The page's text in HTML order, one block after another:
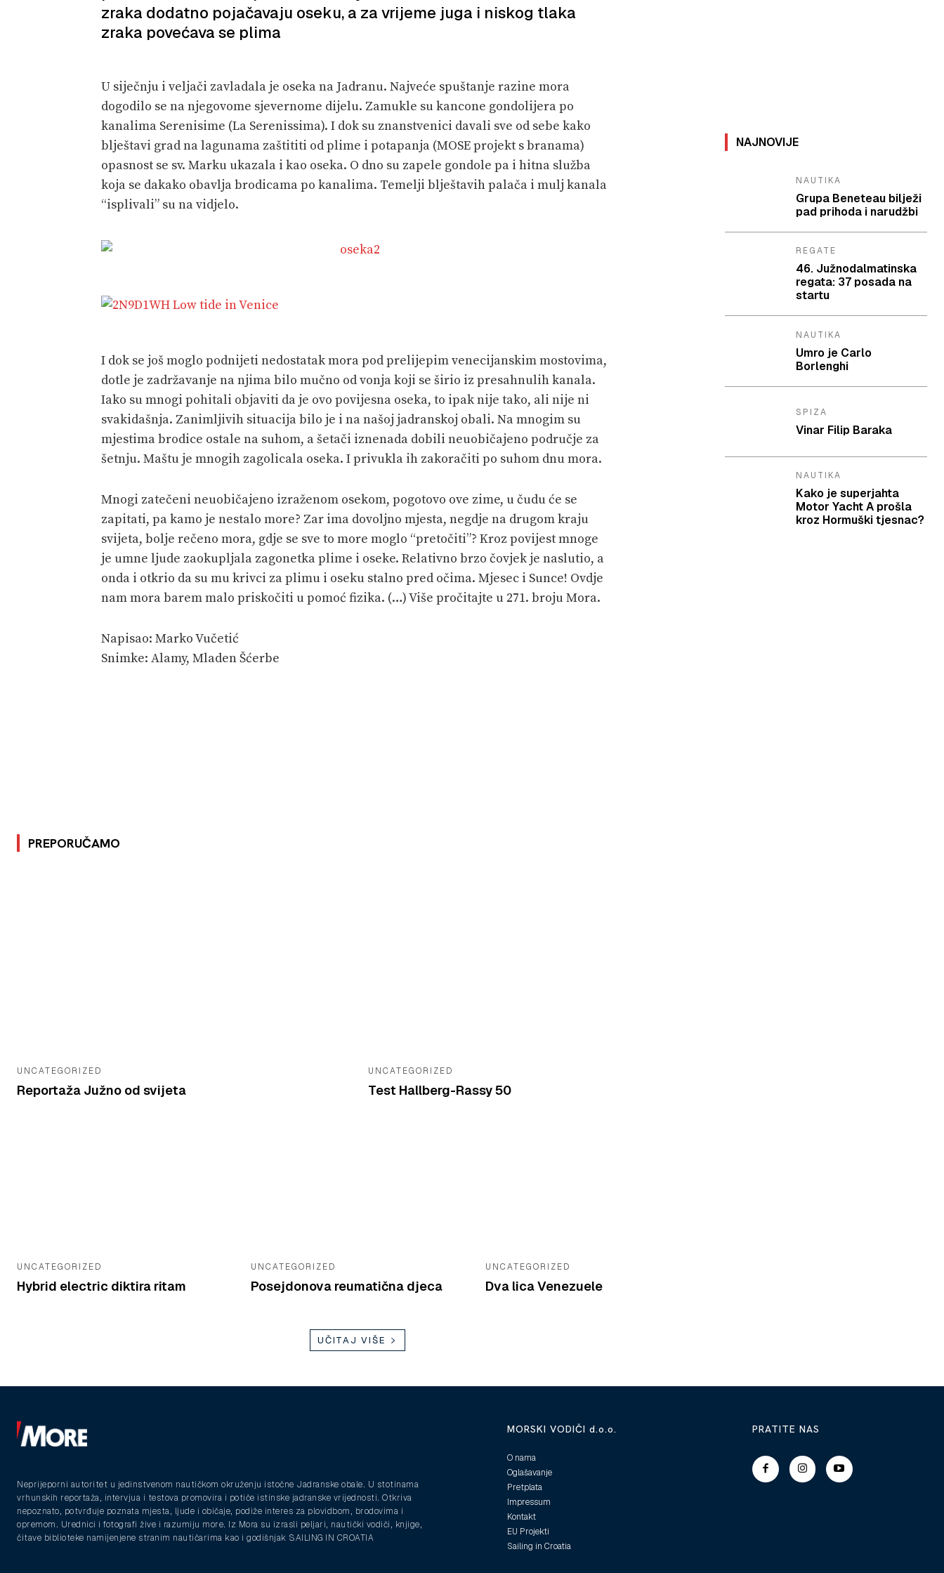
zraka dodatno pojačavaju oseku, a za vrijeme juga i niskog tlaka
zraka povećava se plima
U siječnju i veljači zavladala je oseka na Jadranu. Najveće spuštanje razine mora
dogodilo se na njegovome sjevernome dijelu. Zamukle su kancone gondolijera po
kanalima Serenisime (La Serenissima). I dok su znanstvenici davali sve od sebe kako
blještavi grad na lagunama zaštititi od plime i potapanja (MOSE projekt s branama)
opasnost se sv. Marku ukazala i kao oseka. O dno su zapele gondole pa i hitna služba
koja se dakako obavlja brodicama po kanalima. Temelji blještavih palača i mulj kanala
“isplivali” su na vidjelo.
I dok se još moglo podnijeti nedostatak mora pod prelijepim venecijanskim mostovima,
dotle je zadržavanje na njima bilo mučno od vonja koji se širio iz presahnulih kanala.
Iako su mnogi pohitali objaviti da je ovo povijesna oseka, to ipak nije tako, ali nije ni
svakidašnja. Zanimljivih situacija bilo je i na našoj jadranskoj obali. Na mnogim su
mjestima brodice ostale na suhom, a šetači iznenada dobili neuobičajeno područje za
šetnju. Maštu je mnogih zagolicala oseka. I privukla ih zakoračiti po suhom dnu mora.
Mnogi zatečeni neuobičajeno izraženom osekom, pogotovo ove zime, u čudu će se
zapitati, pa kamo je nestalo more? Zar ima dovoljno mjesta, negdje na drugom kraju
svijeta, bolje rečeno mora, gdje se sve to more moglo “pretočiti”? Kroz povijest mnoge
je umne ljude zaokupljala zagonetka plime i oseke. Relativno brzo čovjek je naslutio, a
onda i otkrio da su mu krivci za plimu i oseku stalno pred očima. Mjesec i Sunce! Ovdje
nam mora barem malo priskočiti u pomoć fizika. (…) Više pročitajte u 271. broju Mora.
Napisao: Marko Vučetić
Snimke: Alamy, Mladen Šćerbe
PREPORUČAMO
UNCATEGORIZED
Reportaža Južno od svijeta
UNCATEGORIZED
Test Hallberg-Rassy 50
UNCATEGORIZED
Hybrid electric diktira ritam
UNCATEGORIZED
Posejdonova reumatična djeca
UNCATEGORIZED
Dva lica Venezuele
UČITAJ VIŠE
NAJNOVIJE
NAUTIKA
Grupa Beneteau bilježi
pad prihoda i narudžbi
REGATE
46. Južnodalmatinska
regata: 37 posada na
startu
NAUTIKA
Umro je Carlo
Borlenghi
SPIZA
Vinar Filip Baraka
NAUTIKA
Kako je superjahta
Motor Yacht A prošla
kroz Hormuški tjesnac?
Neprijeporni autoritet u jedinstvenom nautičkom okruženju istočne Jadranske obale. U stotinama
vrhunskih reportaža, intervjua i testova promovira i potiče istinske jadranske vrijednosti. Otkriva
nepoznato, potvrđuje poznata mjesta, ljude i običaje, podiže interes za plovidbom, brodovima i
opremom. Urednici i fotografi žive i razumiju more. Iz Mora su izrasli peljari, nautički vodiči, knjige,
čitave biblioteke namijenjene stranim nautičarima kao i godišnjak SAILING IN CROATIA
MORSKI VODIČI d.o.o.
O nama
Oglašavanje
Pretplata
Impressum
Kontakt
EU Projekti
Sailing in Croatia
PRATITE NAS